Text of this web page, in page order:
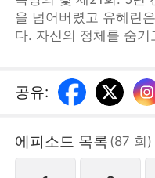
을 넘어버렸고 유혜린
다. 자신의 정체를 숨
서진의 손아귀에 든 사
마주친 그 순간, 이미
공유:
에피소드 목록 (87 회)